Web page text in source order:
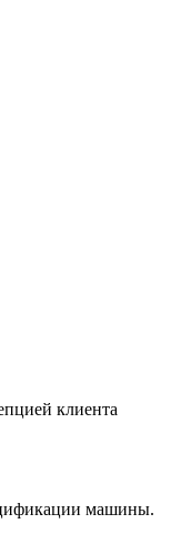
клиента
машины.